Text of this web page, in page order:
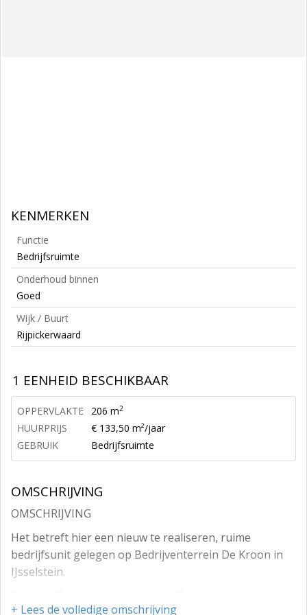
KENMERKEN
Functie
Bedrijfsruimte
Onderhoud binnen
Goed
Wijk / Buurt
Rijpickerwaard
1 EENHEID BESCHIKBAAR
OPPERVLAKTE 206 m2
HUURPRIJS
€ 133,50 m²/jaar
GEBRUIK
Bedrijfsruimte
OMSCHRIJVING
OMSCHRIJVING
Het betreft hier een nieuw te realiseren, ruime
bedrijfsunit gelegen op Bedrijventerrein De Kroon in
IJsselstein.
+ Lees de volledige omschrijving